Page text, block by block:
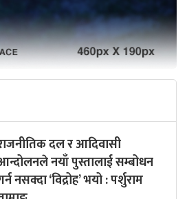
दल र आदिवासी
नयाँ पुस्तालाई सम्बोधन
नसक्दा ‘विद्रोह’ भयो : पर्शुराम